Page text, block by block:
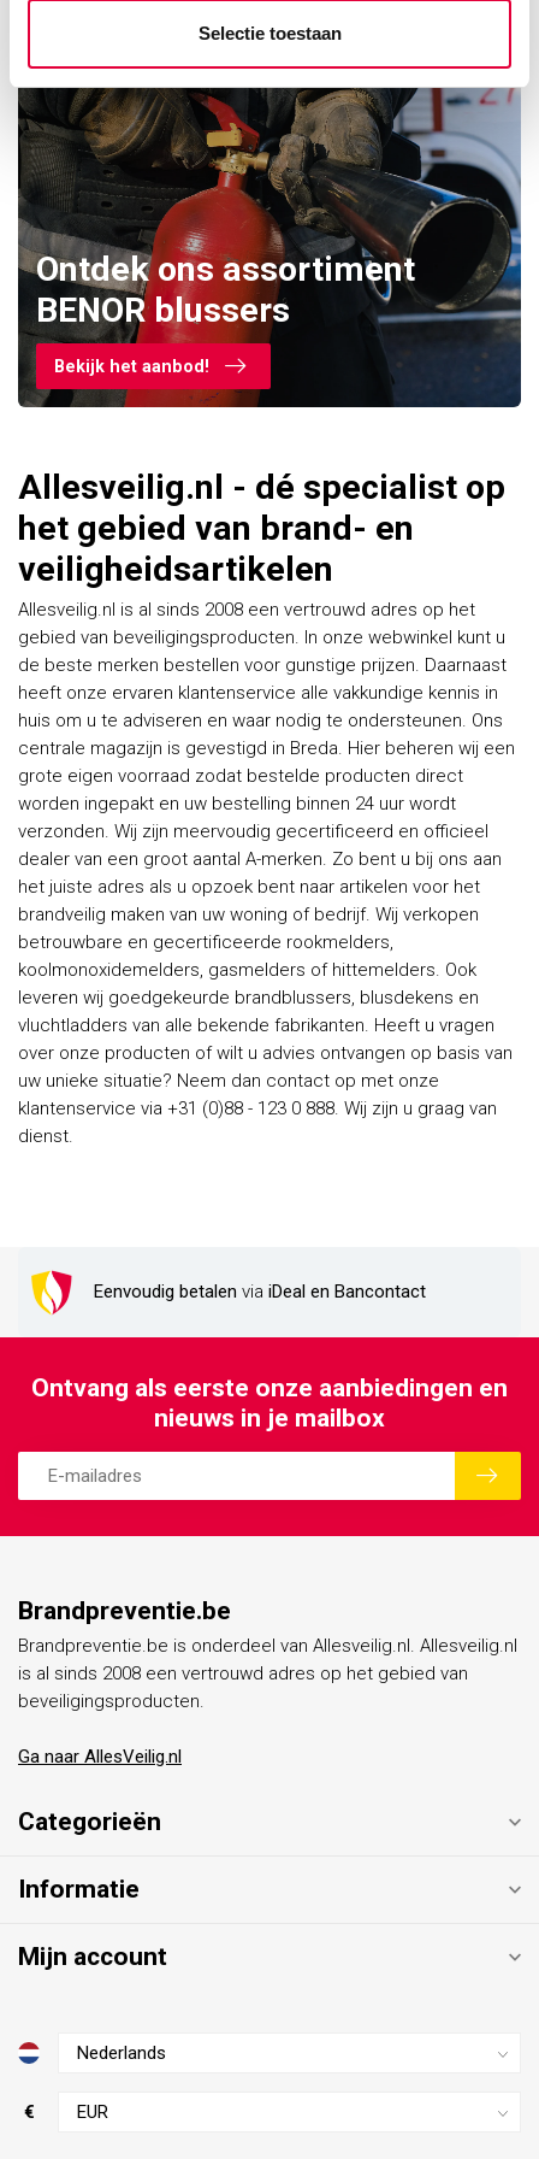
Selectie toestaan
Ontdek ons assortiment
BENOR blussers
Bekijk het aanbod!
Allesveilig.nl - dé specialist op
het gebied van brand- en
veiligheidsartikelen
Allesveilig.nl is al sinds 2008 een vertrouwd adres op het
gebied van beveiligingsproducten. In onze webwinkel kunt u
de beste merken bestellen voor gunstige prijzen. Daarnaast
heeft onze ervaren klantenservice alle vakkundige kennis in
huis om u te adviseren en waar nodig te ondersteunen. Ons
centrale magazijn is gevestigd in Breda. Hier beheren wij een
grote eigen voorraad zodat bestelde producten direct
worden ingepakt en uw bestelling binnen 24 uur wordt
verzonden. Wij zijn meervoudig gecertificeerd en officieel
dealer van een groot aantal A-merken. Zo bent u bij ons aan
het juiste adres als u opzoek bent naar artikelen voor het
brandveilig maken van uw woning of bedrijf. Wij verkopen
betrouwbare en gecertificeerde rookmelders,
koolmonoxidemelders, gasmelders of hittemelders. Ook
leveren wij goedgekeurde brandblussers, blusdekens en
vluchtladders van alle bekende fabrikanten. Heeft u vragen
over onze producten of wilt u advies ontvangen op basis van
uw unieke situatie? Neem dan contact op met onze
klantenservice via +31 (0)88 - 123 0 888. Wij zijn u graag van
dienst.
Eenvoudig betalen via iDeal en Bancontact
Ontvang als eerste onze aanbiedingen en
nieuws in je mailbox
Brandpreventie.be
Brandpreventie.be is onderdeel van Allesveilig.nl. Allesveilig.nl
is al sinds 2008 een vertrouwd adres op het gebied van
beveiligingsproducten.
Ga naar AllesVeilig.nl
Categorieën
Informatie
Mijn account
€